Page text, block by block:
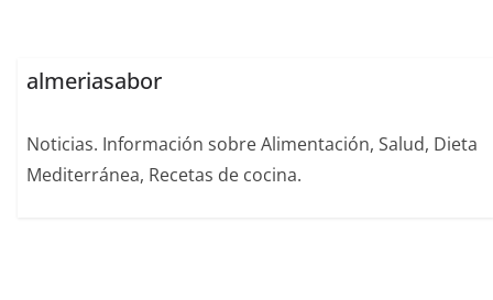
almeriasabor
Noticias. Información sobre Alimentación, Salud, Dieta
Mediterránea, Recetas de cocina.